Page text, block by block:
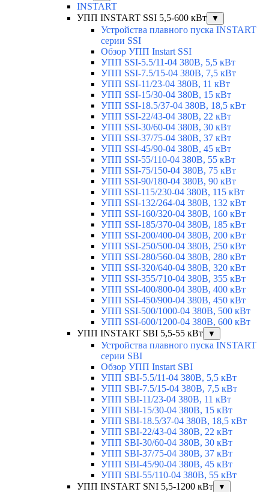
INSTART
УПП INSTART SSI 5,5-600 кВт
▼
Устройства плавного пуска INSTART
серии SSI
Обзор УПП Instart SSI
УПП SSI-5.5/11-04 380В, 5,5 кВт
УПП SSI-7.5/15-04 380В, 7,5 кВт
УПП SSI-11/23-04 380В, 11 кВт
УПП SSI-15/30-04 380В, 15 кВт
УПП SSI-18.5/37-04 380В, 18,5 кВт
УПП SSI-22/43-04 380В, 22 кВт
УПП SSI-30/60-04 380В, 30 кВт
УПП SSI-37/75-04 380В, 37 кВт
УПП SSI-45/90-04 380В, 45 кВт
УПП SSI-55/110-04 380В, 55 кВт
УПП SSI-75/150-04 380В, 75 кВт
УПП SSI-90/180-04 380В, 90 кВт
УПП SSI-115/230-04 380В, 115 кВт
УПП SSI-132/264-04 380В, 132 кВт
УПП SSI-160/320-04 380В, 160 кВт
УПП SSI-185/370-04 380В, 185 кВт
УПП SSI-200/400-04 380В, 200 кВт
УПП SSI-250/500-04 380В, 250 кВт
УПП SSI-280/560-04 380В, 280 кВт
УПП SSI-320/640-04 380В, 320 кВт
УПП SSI-355/710-04 380В, 355 кВт
УПП SSI-400/800-04 380В, 400 кВт
УПП SSI-450/900-04 380В, 450 кВт
УПП SSI-500/1000-04 380В, 500 кВт
УПП SSI-600/1200-04 380В, 600 кВт
УПП INSTART SBI 5,5-55 кВт
▼
Устройства плавного пуска INSTART
серии SBI
Обзор УПП Instart SBI
УПП SBI-5.5/11-04 380В, 5,5 кВт
УПП SBI-7.5/15-04 380В, 7,5 кВт
УПП SBI-11/23-04 380В, 11 кВт
УПП SBI-15/30-04 380В, 15 кВт
УПП SBI-18.5/37-04 380В, 18,5 кВт
УПП SBI-22/43-04 380В, 22 кВт
УПП SBI-30/60-04 380В, 30 кВт
УПП SBI-37/75-04 380В, 37 кВт
УПП SBI-45/90-04 380В, 45 кВт
УПП SBI-55/110-04 380В, 55 кВт
УПП INSTART SNI 5,5-1200 кВт
▼